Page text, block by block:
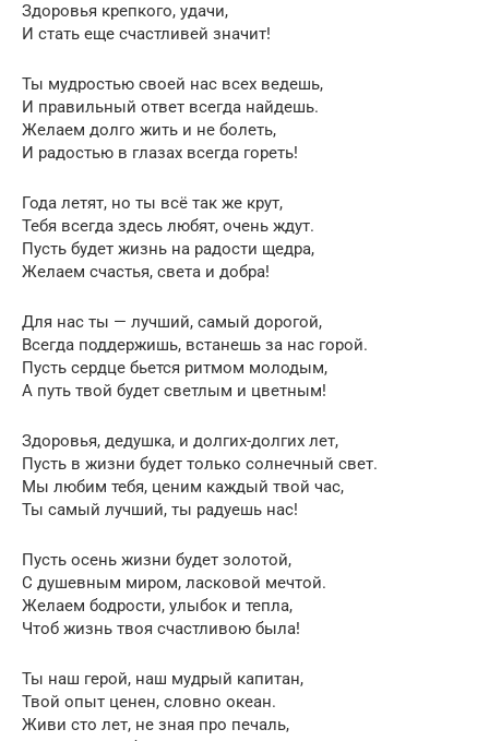
Здоровья крепкого, удачи,
И стать еще счастливей значит!
Ты мудростью своей нас всех ведешь,
И правильный ответ всегда найдешь.
Желаем долго жить и не болеть,
И радостью в глазах всегда гореть!
Года летят, но ты всё так же крут,
Тебя всегда здесь любят, очень ждут.
Пусть будет жизнь на радости щедра,
Желаем счастья, света и добра!
Для нас ты — лучший, самый дорогой,
Всегда поддержишь, встанешь за нас горой.
Пусть сердце бьется ритмом молодым,
А путь твой будет светлым и цветным!
Здоровья, дедушка, и долгих-долгих лет,
Пусть в жизни будет только солнечный свет.
Мы любим тебя, ценим каждый твой час,
Ты самый лучший, ты радуешь нас!
Пусть осень жизни будет золотой,
С душевным миром, ласковой мечтой.
Желаем бодрости, улыбок и тепла,
Чтоб жизнь твоя счастливою была!
Ты наш герой, наш мудрый капитан,
Твой опыт ценен, словно океан.
Живи сто лет, не зная про печаль,